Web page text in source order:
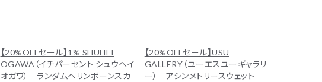
【20%OFFセール】1% SHUHEI
OGAWA（イチパーセント シュウヘイ
オガワ）｜ランダムヘリンボーンスカ
【20%OFFセール】USU
GALLERY（ユーエスユーギャラリ
ー）｜アシンメトリースウェット｜